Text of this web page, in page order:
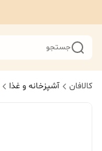
جستجو
کالافان آشپزخانه و غذا